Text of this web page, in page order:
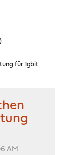
)
für 1gbit
AM